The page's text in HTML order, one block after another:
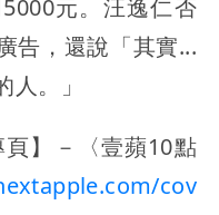
元。汪逸仁否
告，還說「其實...
。」
】－〈壹蘋10點
cov